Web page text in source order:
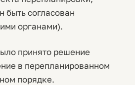
быть согласован
органами).
принято решение
в перепланированном
порядке.